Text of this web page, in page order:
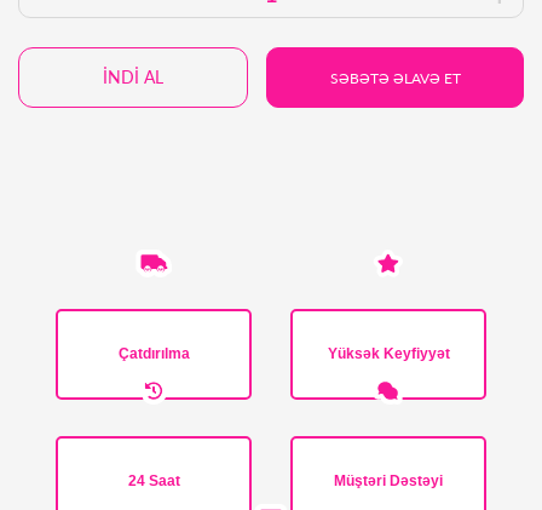
İNDİ AL SƏBƏTƏ ƏLAVƏ ET
Çatdırılma Yüksək Keyfiyyət
24 Saat Müştəri Dəstəyi